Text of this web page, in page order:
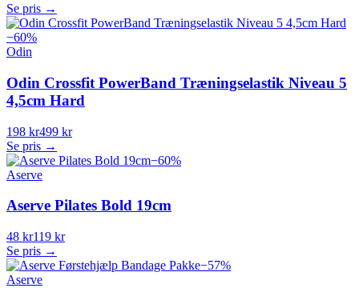
Se pris →
−60%
Odin
Odin Crossfit PowerBand Træningselastik Niveau 5
4,5cm Hard
198 kr499 kr
Se pris →
−60%
Aserve
Aserve Pilates Bold 19cm
48 kr119 kr
Se pris →
−57%
Aserve